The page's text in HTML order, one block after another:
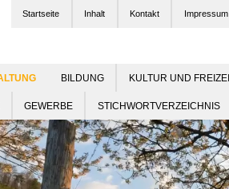
BILDUNG KULTUR UND
GEWERBE STICHWORTVERZEICHNIS
Startseite Inhalt Kontakt Impressum